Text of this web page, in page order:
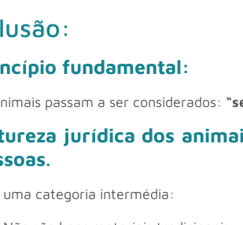
fundamental:
passam a ser considerados:
jurídica dos
.
uma categoria intermédia: